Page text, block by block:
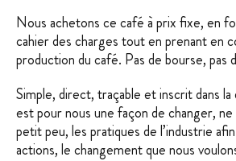
Nous achetons ce café à prix fixe, en
cahier des charges tout en prenant en
production du café. Pas de bourse, pas
Simple, direct, traçable et inscrit dans
est pour nous une façon de changer,
petit peu, les pratiques de l’industrie
actions, le changement que nous